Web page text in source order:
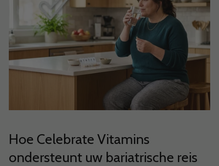
Hoe Celebrate Vitamins
ondersteunt uw bariatrische reis